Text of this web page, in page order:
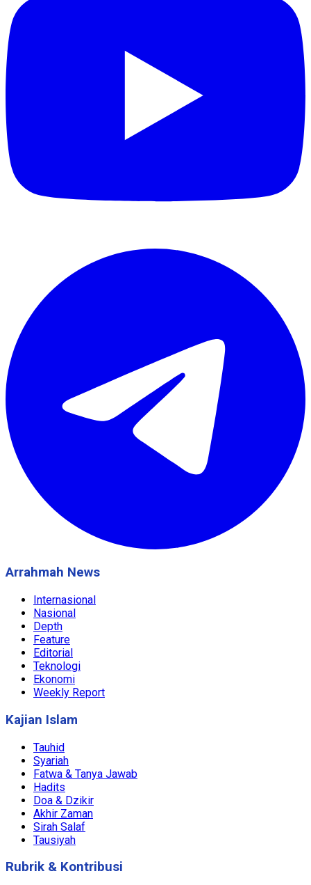
Arrahmah News
Internasional
Nasional
Depth
Feature
Editorial
Teknologi
Ekonomi
Weekly Report
Kajian Islam
Tauhid
Syariah
Fatwa & Tanya Jawab
Hadits
Doa & Dzikir
Akhir Zaman
Sirah Salaf
Tausiyah
Rubrik & Kontribusi